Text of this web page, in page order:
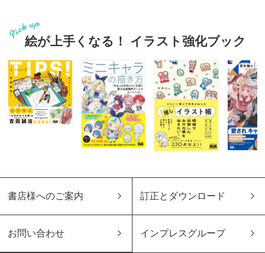
絵が上手くなる！ イラスト強化ブック
書店様へのご案内 訂正とダウンロード
お問い合わせ インプレスグループ